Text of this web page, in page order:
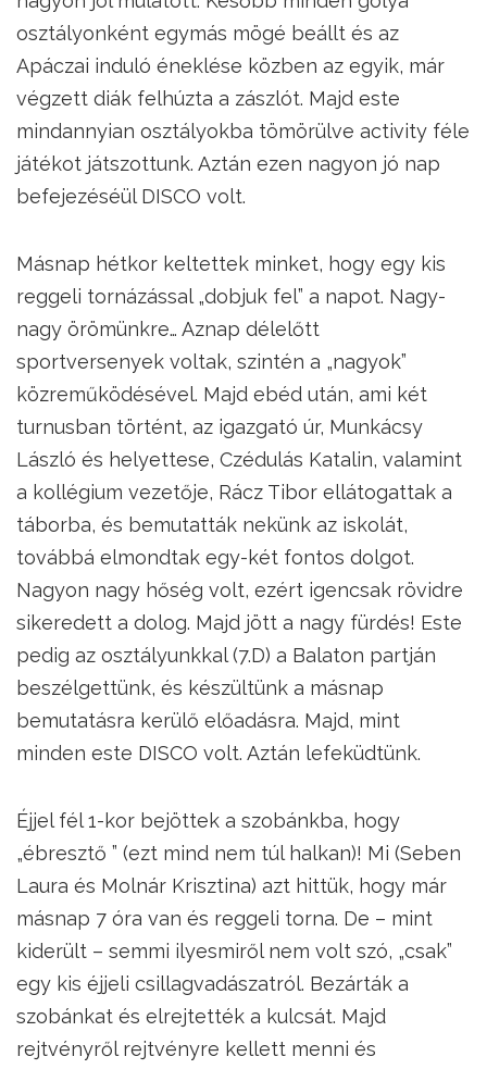
osztályonként egymás mögé beállt és az
Apáczai induló éneklése közben az egyik, már
végzett diák felhúzta a zászlót. Majd este
mindannyian osztályokba tömörülve activity féle
játékot játszottunk. Aztán ezen nagyon jó nap
befejezéséül DISCO volt.
Másnap hétkor keltettek minket, hogy egy kis
reggeli tornázással „dobjuk fel” a napot. Nagy-
nagy örömünkre… Aznap délelőtt
sportversenyek voltak, szintén a „nagyok”
közreműködésével. Majd ebéd után, ami két
turnusban történt, az igazgató úr, Munkácsy
László és helyettese, Czédulás Katalin, valamint
a kollégium vezetője, Rácz Tibor ellátogattak a
táborba, és bemutatták nekünk az iskolát,
továbbá elmondtak egy-két fontos dolgot.
Nagyon nagy hőség volt, ezért igencsak rövidre
sikeredett a dolog. Majd jött a nagy fürdés! Este
pedig az osztályunkkal (7.D) a Balaton partján
beszélgettünk, és készültünk a másnap
bemutatásra kerülő előadásra. Majd, mint
minden este DISCO volt. Aztán lefeküdtünk.
Éjjel fél 1-kor bejöttek a szobánkba, hogy
„ébresztő ” (ezt mind nem túl halkan)! Mi (Seben
Laura és Molnár Krisztina) azt hittük, hogy már
másnap 7 óra van és reggeli torna. De – mint
kiderült – semmi ilyesmiről nem volt szó, „csak”
egy kis éjjeli csillagvadászatról. Bezárták a
szobánkat és elrejtették a kulcsát. Majd
rejtvényről rejtvényre kellett menni és